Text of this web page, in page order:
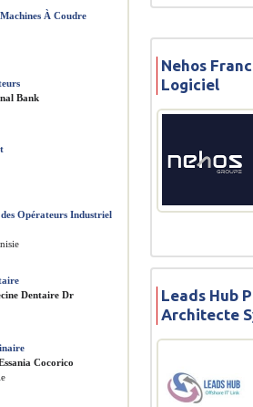
Nehos
Logiciel
Leads Hub
Architecte
À Coudre
Bank
Opérateurs Industriel
Dentaire Dr
Cocorico